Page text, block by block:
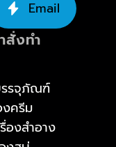
Email
สั่งทำ
รจุภัณฑ์
ครีม
องสำอาง